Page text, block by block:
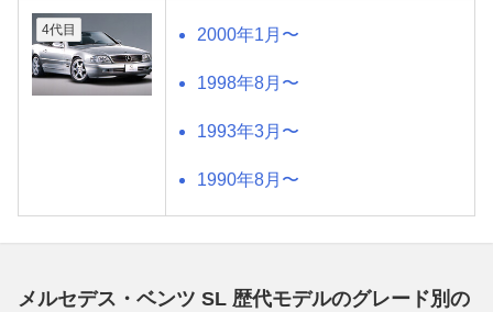
4代目 2000年1月〜
1998年8月〜
1993年3月〜
1990年8月〜
メルセデス・ベンツ SL 歴代モデルのグレード別の